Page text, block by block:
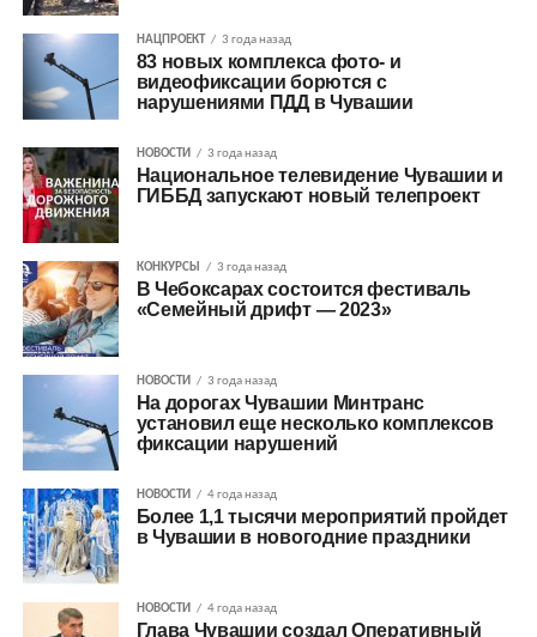
НАЦПРОЕКТ 3 года назад
83 новых комплекса фото- и
видеофиксации борются с
нарушениями ПДД в Чувашии
НОВОСТИ 3 года назад
Национальное телевидение Чувашии и
ГИББД запускают новый телепроект
КОНКУРСЫ 3 года назад
В Чебоксарах состоится фестиваль
«Семейный дрифт — 2023»
НОВОСТИ 3 года назад
На дорогах Чувашии Минтранс
установил еще несколько комплексов
фиксации нарушений
НОВОСТИ 4 года назад
Более 1,1 тысячи мероприятий пройдет
в Чувашии в новогодние праздники
НОВОСТИ 4 года назад
Глава Чувашии создал Оперативный